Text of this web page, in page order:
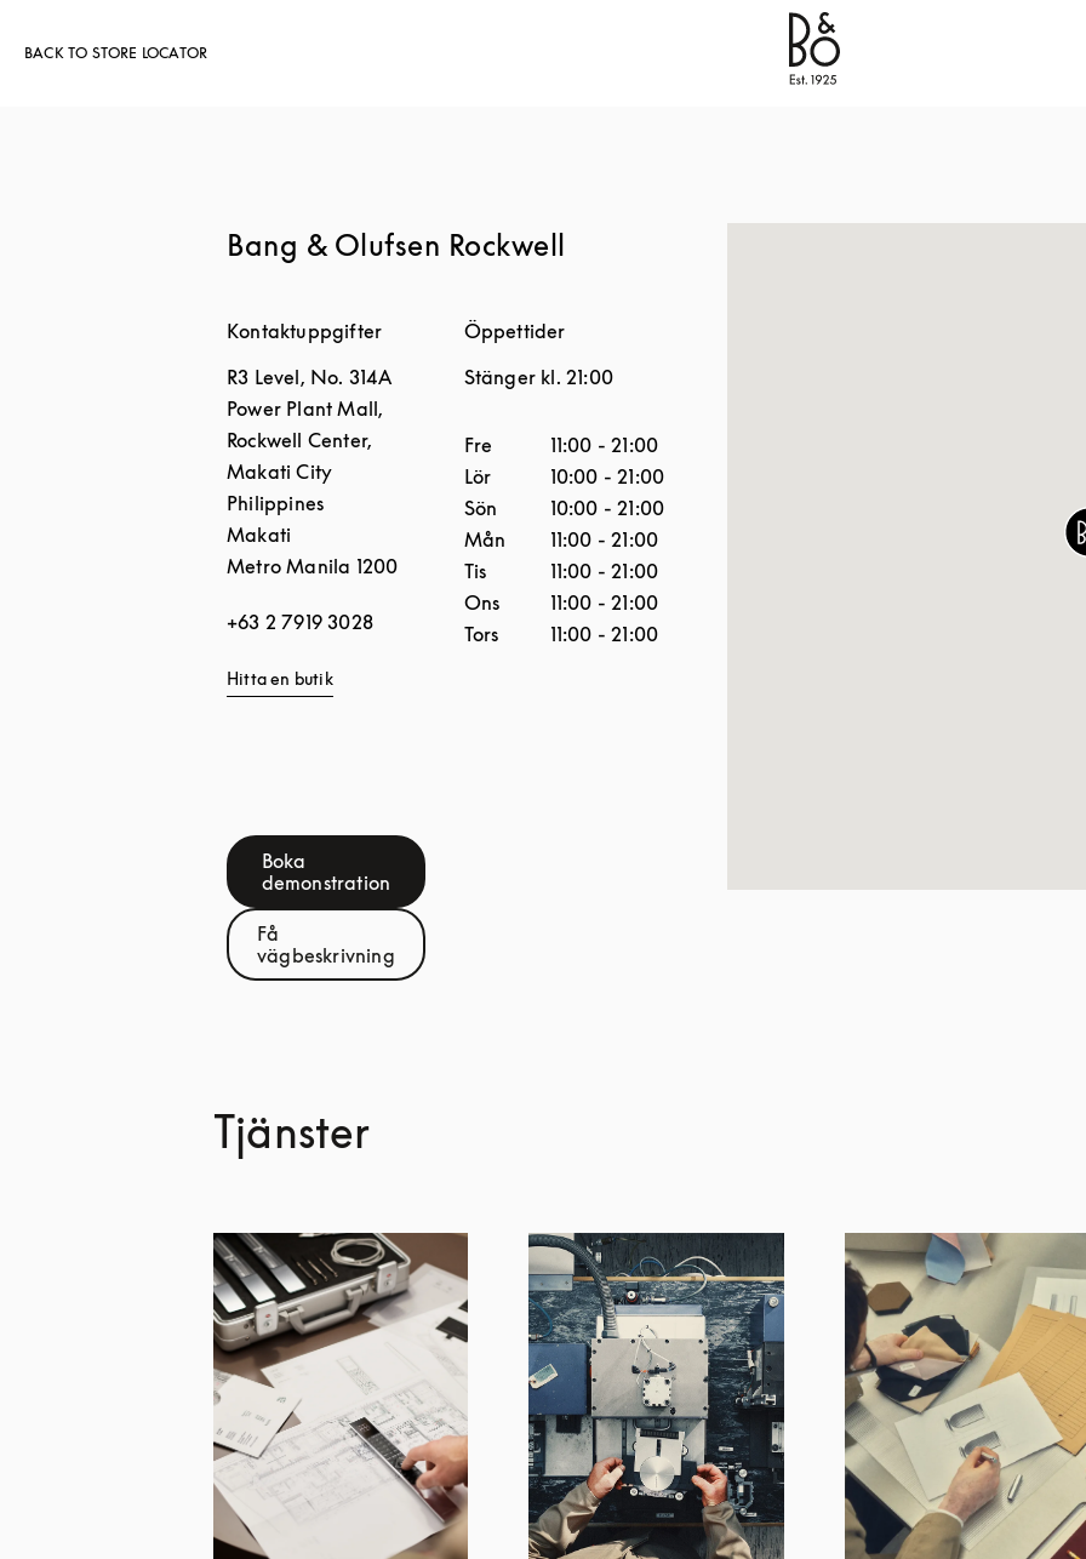
BACK TO STORE LOCATOR
Bang & Olufsen - Exist to Create
Bang & Olufsen Rockwell
Kontaktuppgifter
R3 Level, No. 314A
Power Plant Mall,
Rockwell Center,
Makati City
Philippines
Makati
Metro Manila 1200
+63 2 7919 3028
Hitta en butik
Boka
demonstrationLink Opens in New Tab
Få
vägbeskrivningLink Opens in New Tab
Öppettider
Stänger kl.21:00
Dagar i veckanÖppettider
Fre 11:00 -21:00
Lör
10:00 -21:00
Sön
10:00 -21:00
Mån
11:00 -21:00
Tis
11:00 -21:00
Ons
11:00 -21:00
Tors
11:00 -21:00
Tjänster